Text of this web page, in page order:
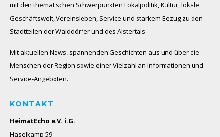
mit den thematischen Schwerpunkten Lokalpolitik, Kultur, lokale
Geschäftswelt, Vereinsleben, Service und starkem Bezug zu den
Stadtteilen der Walddörfer und des Alstertals.
Mit aktuellen News, spannenden Geschichten aus und über die
Menschen der Region sowie einer Vielzahl an Informationen und
Service-Angeboten.
KONTAKT
HeimatEcho e.V. i.G.
Haselkamp 59